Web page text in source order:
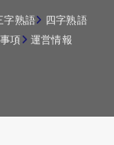
字熟語
四字熟語
項
運営情報